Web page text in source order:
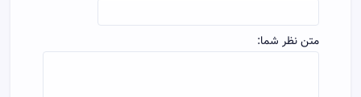
متن نظر شما: